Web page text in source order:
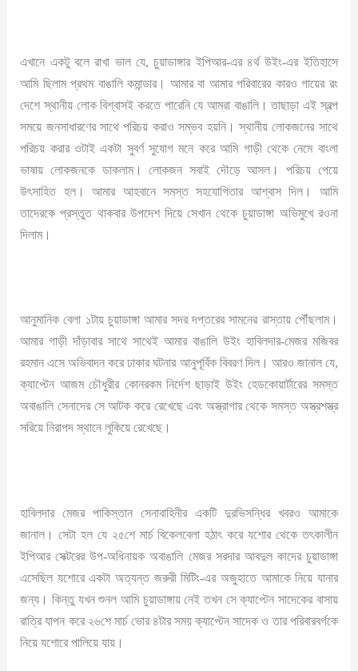
এখানে একটু বলে রাখা ভাল যে, চুয়াডাঙ্গার ইপিআর-এর ৪র্থ উইং-এর ইতিহাসে
আমি ছিলাম প্রথম বাঙালি কমান্ডার। আমার বা আমার পরিবারের কারও গায়ের রং
দেশে স্থানীয় লোক বিশ্বাসই করতে পারেনি যে আমরা বাঙালি। তাছাড়া এই স্বল্প
সময়ে জনসাধারণের সাথে পরিচয় করাও সম্ভব হয়নি। স্থানীয় লোকজনের সাথে
পরিচয় করার ওটাই একটা সুবর্ণ সুযোগ মনে করে আমি গাড়ী থেকে নেমে বাংলা
ভাষায় লোকজনকে ডাকলাম। লোকজন সবাই দৌড়ে আসল। পরিচয় পেয়ে
উৎসাহিত হল। আমার আহবানে সমস্ত সহযোগিতার আশ্বাস দিল। আমি
তাদেরকে প্রস্তুত থাকবার উপদেশ দিয়ে সেখান থেকে চুয়াডাঙ্গা অভিমুখে রওনা
দিলাম।
আনুমানিক বেলা ১টায় চুয়াডাঙ্গা আমার সদর দপ্তরের সামনের রাস্তায় পৌঁছলাম।
আমার গাড়ী দাঁড়াবার সাথে সাথেই আমার বাঙালি উইং হাবিলদার-মেজর মজিবর
রহমান এসে অভিবাদন করে ঢাকার ঘটনার আনুপূর্বিক বিবরণ দিল। আরও জানাল যে,
ক্যাপ্টেন আজম চৌধুরীর কোনরকম নির্দেশ ছাড়াই উইং হেডকোয়ার্টারের সমস্ত
অবাঙালি সেনাদের সে আটক করে রেখেছে এবং অস্ত্রাগার থেকে সমস্ত অস্ত্রশস্ত্র
সরিয়ে নিরাপদ স্থানে লুকিয়ে রেখেছে।
হাবিলদার মেজর পাকিস্তান সেনাবাহিনীর একটি দুরভিসন্ধির খবরও আমাকে
জানাল। সেটা হল যে ২৫শে মার্চ বিকেলবেলা হঠাৎ করে যশোর থেকে তৎকালীন
ইপিআর সেক্টরের উপ-অধিনায়ক অবাঙালি মেজর সরদার আবদুল কাদের চুয়াডাঙ্গা
এসেছিল যশোরে একটা অত্যন্ত জরুরী মিটিং-এর অজুহাতে আমাকে নিয়ে যানার
জন্য। কিন্তু যখন শুনল আমি চুয়াডাঙ্গায় নেই তখন সে ক্যাপ্টেন সাদেকের বাসায়
রাত্রি যাপন করে ২৬শে মার্চ ভোর ৪টার সময় ক্যাপ্টেন সাদেক ও তার পরিবারবর্গকে
নিয়ে যশোরে পালিয়ে যায়।